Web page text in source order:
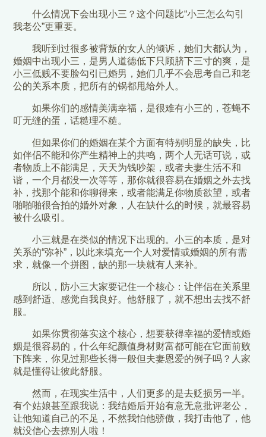
什么情况下会出现小三？这个问题比“小三怎么勾引
我老公”更重要。
我听到过很多被背叛的女人的倾诉，她们大都认为，
婚姻中出现小三，是男人道德低下只顾脐下三寸的爽，是
小三低贱不要脸勾引已婚男，她们几乎不会思考自己和老
公的关系本质，把所有的锅都甩给外人。
如果你们的感情美满幸福，是很难有小三的，苍蝇不
叮无缝的蛋，话糙理不糙。
但如果你们的婚姻在某个方面有特别明显的缺失，比
如伴侣不能和你产生精神上的共鸣，两个人无话可说，或
者物质上不能满足，天天为钱吵架，或者夫妻生活不和
谐，一个月都没一次等等，那你就很容易在婚姻之外去找
补，找那个能和你聊得来，或者能满足你物质欲望，或者
啪啪啪很合拍的婚外对象，人在缺什么的时候，就最容易
被什么吸引。
小三就是在类似的情况下出现的。小三的本质，是对
关系的“弥补”，以此来填充一个人对爱情或婚姻的所有需
求，就像一个拼图，缺的那一块就有人来补。
所以，防小三大家要记住一个核心：让伴侣在关系里
感到舒适、感觉自我良好。他舒服了，就不想出去找不舒
服。
如果你贯彻落实这个核心，想要获得幸福的爱情或婚
姻是很容易的，什么年纪颜值身材财富都可能在它面前败
下阵来，你见过那些长得一般但夫妻恩爱的例子吗？人家
就是懂得让彼此舒服。
然而，在现实生活中，人们更多的是去贬损另一半。
有个姑娘甚至跟我说：我结婚后开始有意无意批评老公，
让他知道自己的不足，不然我怕他骄傲，我打击他了，他
就没信心去撩别人啦！